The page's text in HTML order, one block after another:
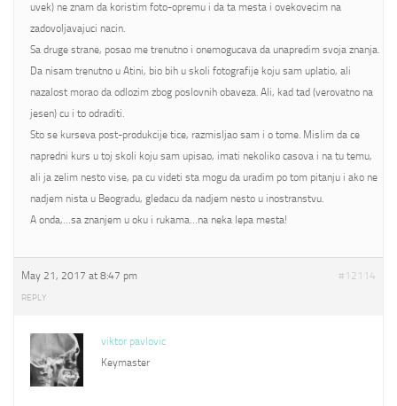
uvek) ne znam da koristim foto-opremu i da ta mesta i ovekovecim na
zadovoljavajuci nacin.
Sa druge strane, posao me trenutno i onemogucava da unapredim svoja znanja.
Da nisam trenutno u Atini, bio bih u skoli fotografije koju sam uplatio, ali
nazalost morao da odlozim zbog poslovnih obaveza. Ali, kad tad (verovatno na
jesen) cu i to odraditi.
Sto se kurseva post-produkcije tice, razmisljao sam i o tome. Mislim da ce
napredni kurs u toj skoli koju sam upisao, imati nekoliko casova i na tu temu,
ali ja zelim nesto vise, pa cu videti sta mogu da uradim po tom pitanju i ako ne
nadjem nista u Beogradu, gledacu da nadjem nesto u inostranstvu.
A onda,…sa znanjem u oku i rukama…na neka lepa mesta!
May 21, 2017 at 8:47 pm #12114
REPLY
viktor pavlovic
Keymaster